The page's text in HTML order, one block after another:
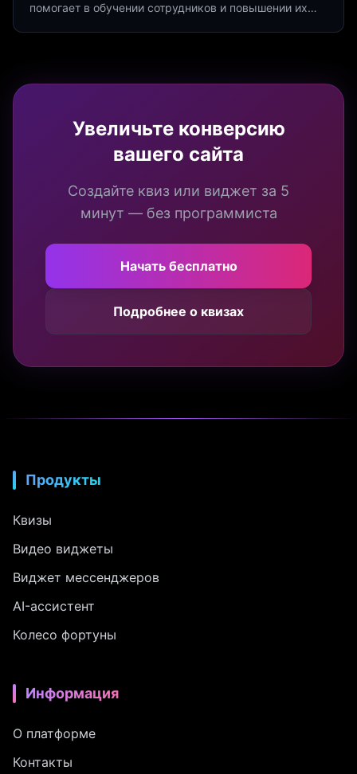
помогает в обучении сотрудников и повышении их
Увеличьте конверсию
вашего сайта
Создайте квиз или виджет за 5
минут — без программиста
Начать бесплатно
Подробнее о квизах
Продукты
Квизы
Видео виджеты
Виджет мессенджеров
AI-ассистент
Колесо фортуны
Информация
О платформе
Контакты